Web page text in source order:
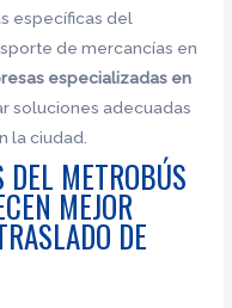
específicas del
de mercancías en
especializadas en
soluciones adecuadas
la ciudad.
METROBÚS
MEJOR
DE